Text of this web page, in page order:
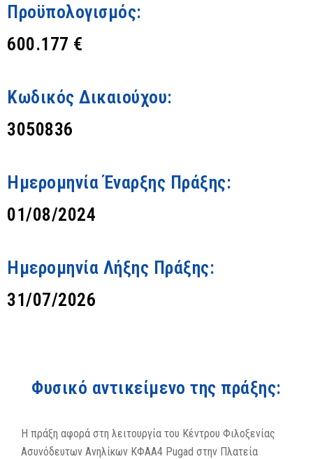
Προϋπολογισμός:
600.177 €
Κωδικός Δικαιούχου:
3050836
Ημερομηνία Έναρξης Πράξης:
01/08/2024
Ημερομηνία Λήξης Πράξης:
31/07/2026
Φυσικό αντικείμενο της πράξης:
Η πράξη αφορά στη λειτουργία του Κέντρου Φιλοξενίας
Ασυνόδευτων Ανηλίκων ΚΦΑΑ4 Pugad στην Πλατεία